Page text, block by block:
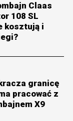
Claas
108 SL
kosztują i
granicę
pracować z
X9